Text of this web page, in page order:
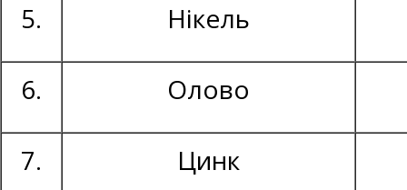
5. Нікель
6. Олово
7. Цинк